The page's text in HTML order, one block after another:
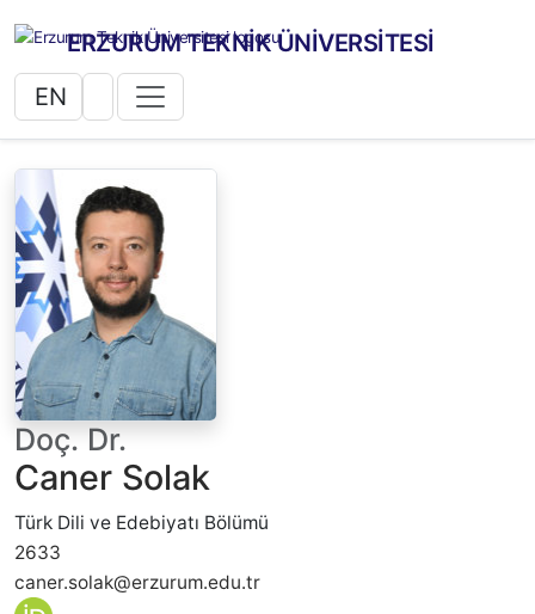
ERZURUM TEKNİK ÜNİVERSİTESİ
EN
Doç. Dr.
Caner Solak
Türk Dili ve Edebiyatı Bölümü
2633
caner.solak@erzurum.edu.tr